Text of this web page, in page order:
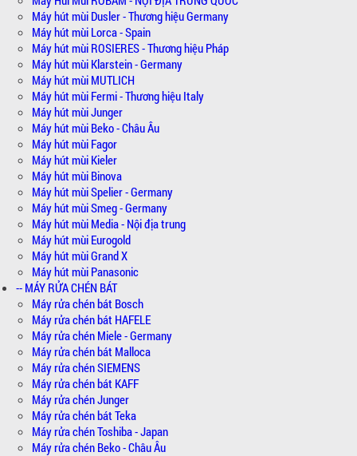
Máy hút mùi Dusler - Thương hiệu Germany
Máy hút mùi Lorca - Spain
Máy hút mùi ROSIERES - Thương hiệu Pháp
Máy hút mùi Klarstein - Germany
Máy hút mùi MUTLICH
Máy hút mùi Fermi - Thương hiệu Italy
Máy hút mùi Junger
Máy hút mùi Beko - Châu Âu
Máy hút mùi Fagor
Máy hút mùi Kieler
Máy hút mùi Binova
Máy hút mùi Spelier - Germany
Máy hút mùi Smeg - Germany
Máy hút mùi Media - Nội địa trung
Máy hút mùi Eurogold
Máy hút mùi Grand X
Máy hút mùi Panasonic
-- MÁY RỬA CHÉN BÁT
Máy rửa chén bát Bosch
Máy rửa chén bát HAFELE
Máy rửa chén Miele - Germany
Máy rửa chén bát Malloca
Máy rửa chén SIEMENS
Máy rửa chén bát KAFF
Máy rửa chén Junger
Máy rửa chén bát Teka
Máy rửa chén Toshiba - Japan
Máy rửa chén Beko - Châu Âu